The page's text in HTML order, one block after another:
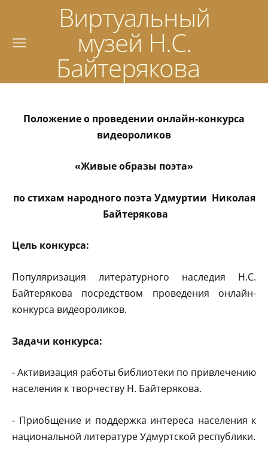
Виртуальный
музей Н.С.
Байтерякова
Положение о проведении онлайн-конкурса
видеороликов
«Живые образы поэта»
по стихам народного поэта Удмуртии Николая
Байтерякова
Цель конкурса:
Популяризация литературного наследия Н.С.
Байтерякова посредством проведения онлайн-
конкурса видеороликов.
Задачи конкурса:
- Активизация работы библиотеки по привлечению
населения к творчеству Н. Байтерякова.
- Приобщение и поддержка интереса населения к
национальной литературе Удмуртской республики.